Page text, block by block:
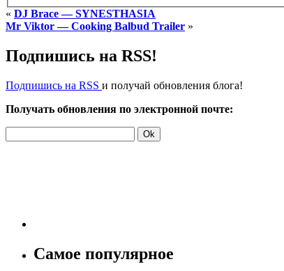
« DJ Brace — SYNESTHASIA
Mr Viktor — Cooking Balbud Trailer »
Подпишись на RSS!
Подпишись на RSS и получай обновления блога!
Получать обновления по электронной почте:
Самое популярное